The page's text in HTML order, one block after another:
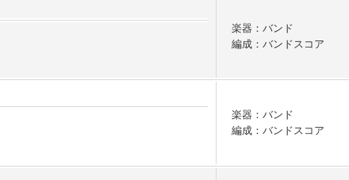
楽器：バンド
編成：バンドスコア
楽器：バンド
編成：バンドスコア